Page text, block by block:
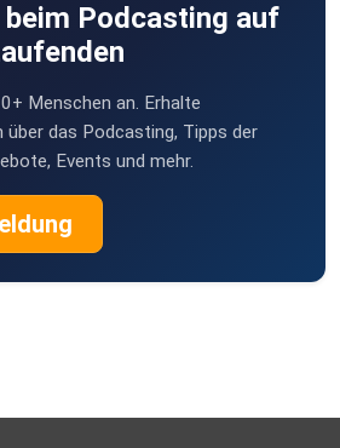
beim Podcasting auf
Menschen an. Erhalte
das Podcasting, Tipps der
Events und mehr.